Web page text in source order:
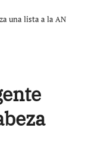
una lista a la AN